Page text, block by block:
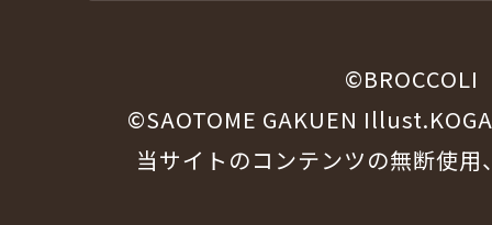
©BROCCOLI
©SAOTOME GAKUEN
当サイトのコンテンツの無断使用